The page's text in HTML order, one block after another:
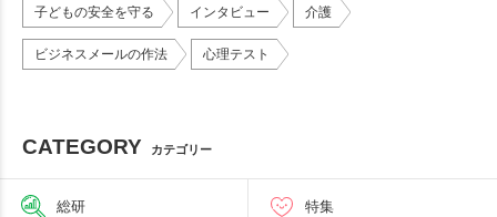
子どもの安全を守る インタビュー 介護
ビジネスメールの作法 心理テスト
CATEGORY カテゴリー
総研 特集